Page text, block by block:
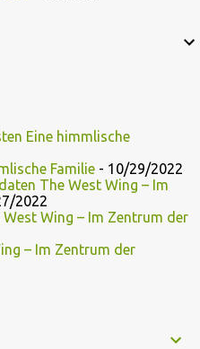
Eine himmlische
Familie - 10/29/2022
The West Wing – Im
2022
Wing – Im Zentrum der
– Im Zentrum der